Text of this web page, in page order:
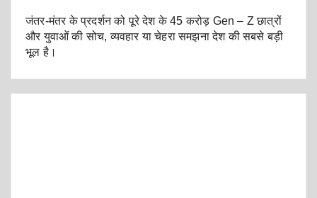
जंतर-मंतर के प्रदर्शन को पूरे देश के 45 करोड़ Gen – Z छात्रों
और युवाओं की सोच, व्यवहार या चेहरा समझना देश की सबसे बड़ी
भूल है।